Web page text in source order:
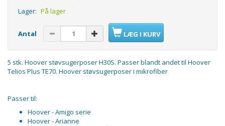
Lager: På lager
Antal LÆG I KURV
5 stk. Hoover støvsugerposer H30S. Passer blandt andet til Hoover
Telios Plus TE70. Hoover støvsugerposer i mikrofiber
Passer til:
Hoover - Amigo serie
Hoover - Arianne